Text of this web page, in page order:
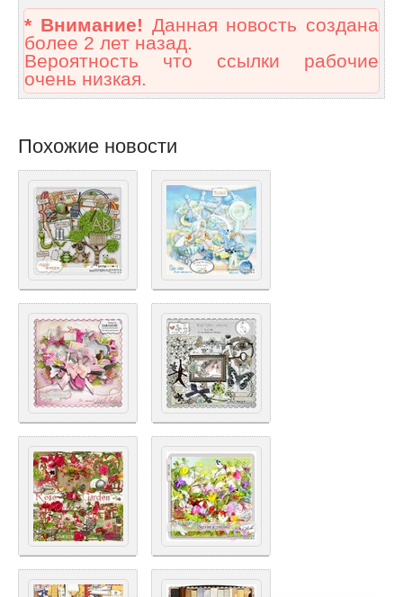
* Внимание! Данная новость создана
более 2 лет назад.
Вероятность что ссылки рабочие
очень низкая.
Похожие новости